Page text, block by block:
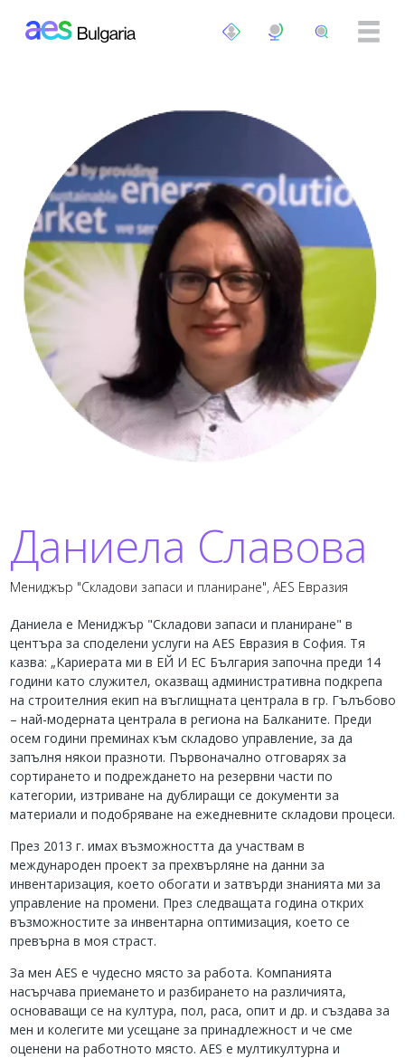
Даниела Славова
Мениджър "Складови запаси и планиране", AES Евразия
Даниела е Мениджър "Складови запаси и планиране" в
центъра за споделени услуги на AES Евразия в София. Тя
казва: „Кариерата ми в ЕЙ И ЕС България започна преди 14
години като служител, оказващ административна подкрепа
на строителния екип на въглищната централа в гр. Гълъбово
– най-модерната централа в региона на Балканите. Преди
осем години преминах към складово управление, за да
запълня някои празноти. Първоначално отговарях за
сортирането и подреждането на резервни части по
категории, изтриване на дублиращи се документи за
материали и подобряване на ежедневните складови процеси.
През 2013 г. имах възможността да участвам в
международен проект за прехвърляне на данни за
инвентаризация, което обогати и затвърди знанията ми за
управление на промени. През следващата година открих
възможностите за инвентарна оптимизация, което се
превърна в моя страст.
За мен AES е чудесно място за работа. Компанията
насърчава приемането и разбирането на различията,
основаващи се на култура, пол, раса, опит и др. и създава за
мен и колегите ми усещане за принадлежност и че сме
оценени на работното място. AES е мултикултурна и